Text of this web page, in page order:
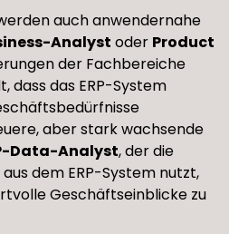
auch anwendernahe
Analyst oder Product
der Fachbereiche
dass das ERP-System
aber stark wachsende
Data-Analyst, der die
dem ERP-System nutzt,
Geschäftseinblicke zu